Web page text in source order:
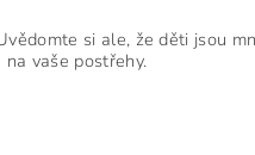
si ale, že děti jsou
vaše postřehy.